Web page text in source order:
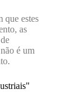
que estes
as
é um